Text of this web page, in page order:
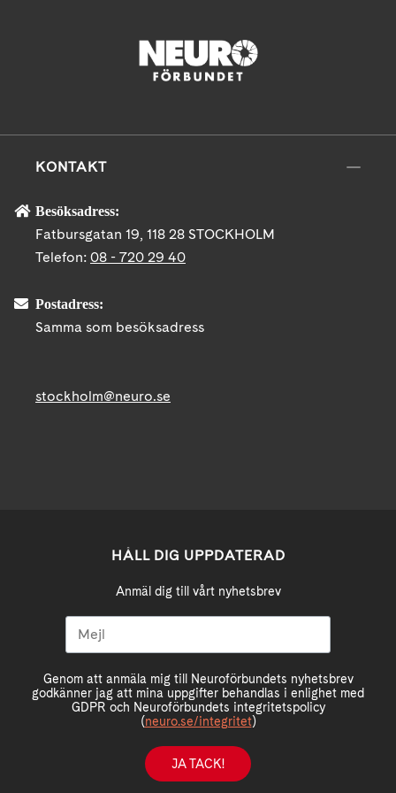
KONTAKT
Besöksadress:
Fatbursgatan 19, 118 28 STOCKHOLM
Telefon: 08 - 720 29 40
Postadress:
Samma som besöksadress
stockholm@neuro.se
HÅLL DIG UPPDATERAD
Anmäl dig till vårt nyhetsbrev
Genom att anmäla mig till Neuroförbundets nyhetsbrev
godkänner jag att mina uppgifter behandlas i enlighet med
GDPR och Neuroförbundets integritetspolicy
(neuro.se/integritet)
JA TACK!